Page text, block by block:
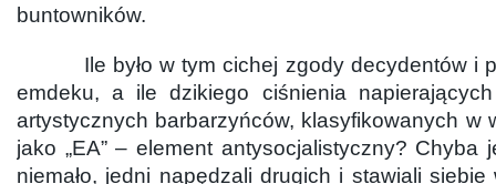
buntowników.
Ile było w tym cichej zgody decydentów i
emdeku, a ile dzikiego ciśnienia
artystycznych barbarzyńców, klasyfikowanych w
jako „EA” – element antysocjalistyczny? Chyba
niemało, jedni napędzali drugich i stawiali siebie